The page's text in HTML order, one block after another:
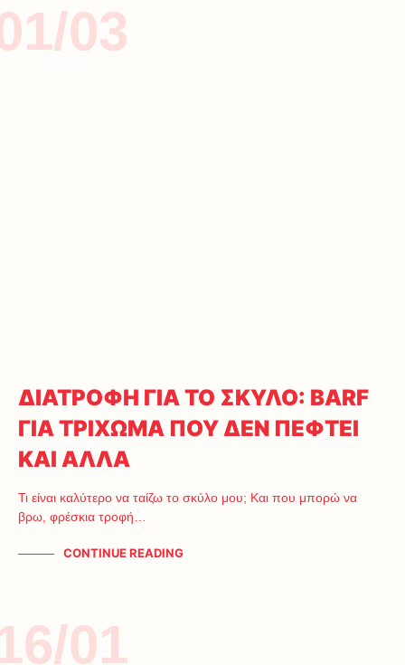
03
ΔΙΑΤΡΟΦΗ ΓΙΑ ΤΟ ΣΚΥΛΟ: BARF
ΓΙΑ ΤΡΙΧΩΜΑ ΠΟΥ ΔΕΝ ΠΕΦΤΕΙ
ΚΑΙ ΑΛΛΑ
Τι είναι καλύτερο να ταίζω το σκύλο μου; Και που μπορώ να
βρω, φρέσκια τροφή…
CONTINUE READING
01